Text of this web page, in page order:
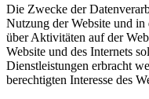
Die Zwecke der
Nutzung der Website und
über Aktivitäten auf der
Website und des Internets
Dienstleistungen erbracht
berechtigten Interesse des